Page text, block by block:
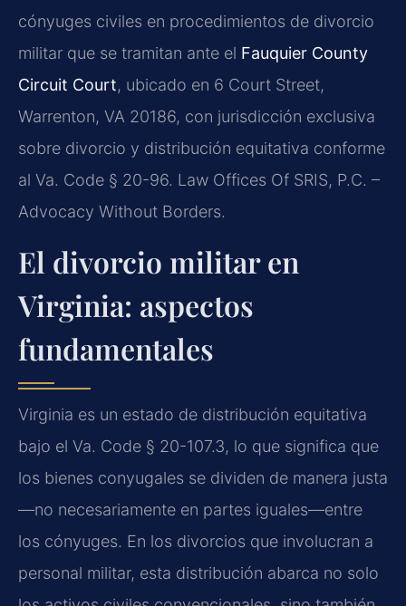
cónyuges civiles en procedimientos de divorcio
militar que se tramitan ante el Fauquier County
Circuit Court, ubicado en 6 Court Street,
Warrenton, VA 20186, con jurisdicción exclusiva
sobre divorcio y distribución equitativa conforme
al Va. Code § 20-96. Law Offices Of SRIS, P.C. –
Advocacy Without Borders.
El divorcio militar en
Virginia: aspectos
fundamentales
Virginia es un estado de distribución equitativa
bajo el Va. Code § 20-107.3, lo que significa que
los bienes conyugales se dividen de manera justa
—no necesariamente en partes iguales—entre
los cónyuges. En los divorcios que involucran a
personal militar, esta distribución abarca no solo